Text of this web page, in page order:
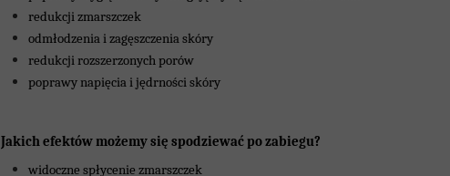
redukcji zmarszczek
odmłodzenia i zagęszczenia skóry
redukcji rozszerzonych porów
poprawy napięcia i jędrności skóry
Jakich efektów możemy się spodziewać po zabiegu?
widoczne spłycenie zmarszczek